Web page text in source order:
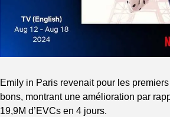
Emily in Paris revenait pour les
bons, montrant une amélioration par
19,9M d’EVCs en 4 jours.